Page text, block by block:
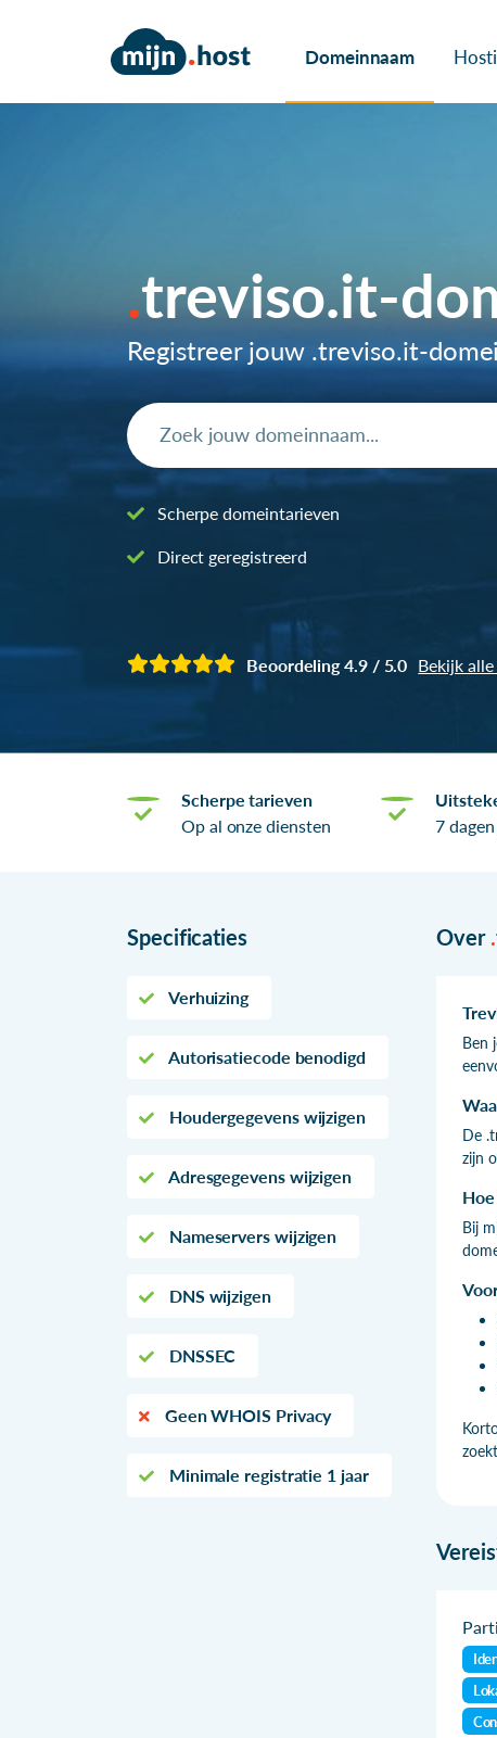
Domeinnaam
treviso.it-
Registreer jouw .treviso.it-
Scherpe domeintarieven
Direct geregistreerd
Beoordeling 4.9 / 5.0 Bekijk
Scherpe tarieven
Op al onze diensten
7
Specificaties
Verhuizing
Autorisatiecode benodigd
Houdergegevens wijzigen
Adresgegevens wijzigen
Nameservers wijzigen
DNS wijzigen
DNSSEC
Geen WHOIS Privacy
Minimale registratie 1 jaar
Over .
Ben
De
zijn
Bij